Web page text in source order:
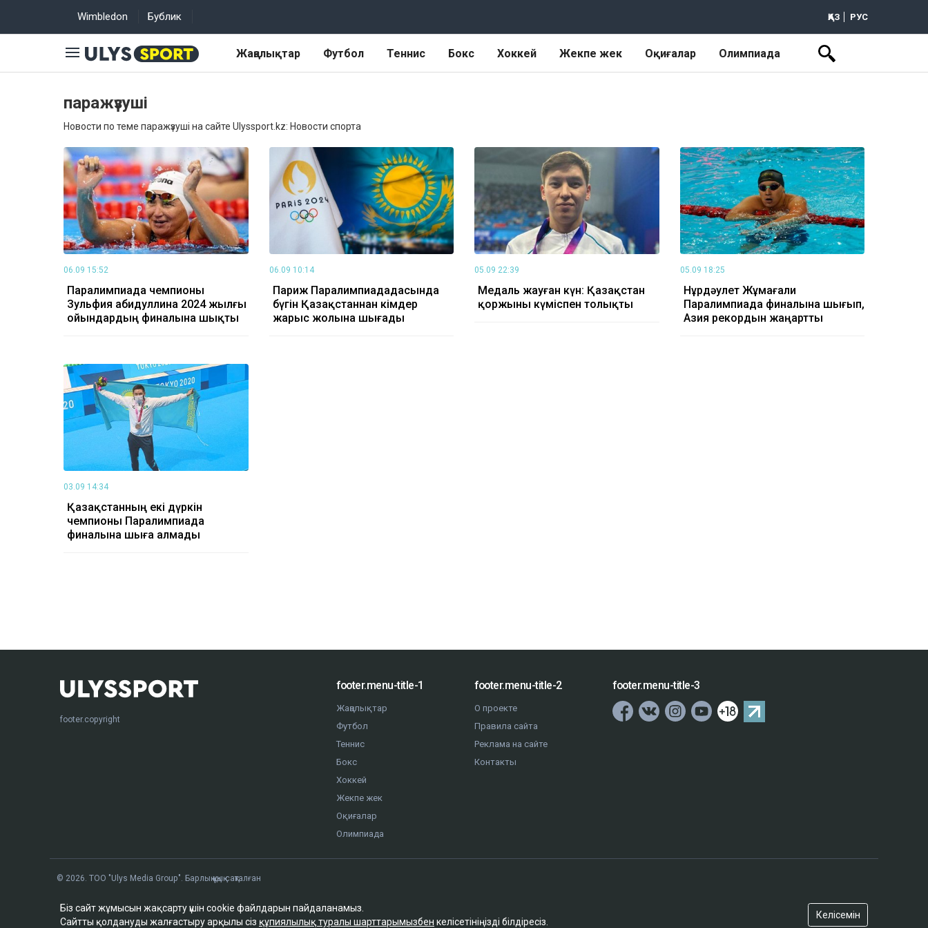
Wimbledon Бублик ҚАЗ РУС
Жаңалықтар Футбол Теннис Бокс Хоккей Жекпе жек Оқиғалар Олимпиада
паражүзуші
Новости по теме паражүзуші на сайте Ulyssport.kz: Новости спорта
06.09 15:52
Паралимпиада чемпионы
Зульфия Ғабидуллина 2024 жылғы
ойындардың финалына шықты
06.09 10:14
Париж Паралимпиададасында
бүгін Қазақстаннан кімдер
жарыс жолына шығады
05.09 22:39
Медаль жауған күн: Қазақстан
қоржыны күміспен толықты
05.09 18:25
Нұрдәулет Жұмағали
Паралимпиада финалына шығып,
Азия рекордын жаңартты
03.09 14:34
Қазақстанның екі дүркін
чемпионы Паралимпиада
финалына шыға алмады
footer.copyright
footer.menu-title-1
Жаңалықтар
Футбол
Теннис
Бокс
Хоккей
Жекпе жек
Оқиғалар
Олимпиада
footer.menu-title-2
О проекте
Правила сайта
Реклама на сайте
Контакты
footer.menu-title-3
© 2026. ТОО "Ulys Media Group". Барлық құқық сақталған
Біз сайт жұмысын жақсарту үшін cookie файлдарын пайдаланамыз.
Сайтты қолдануды жалғастыру арқылы сіз құпиялылық туралы шарттарымызбен келісетініңізді білдіресіз.
Келісемін